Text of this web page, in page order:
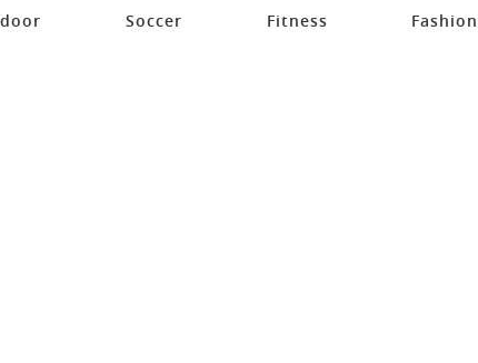
Soccer Fitness Fashion